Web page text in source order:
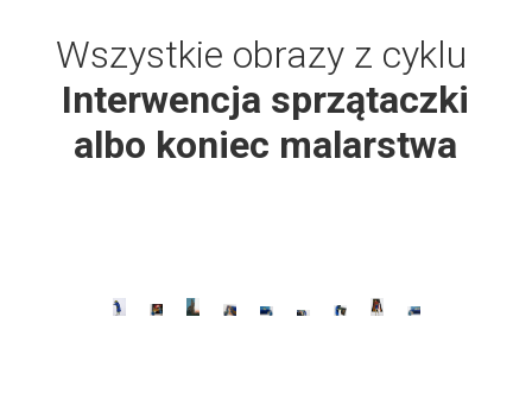
Wszystkie obrazy z cyklu
Interwencja sprzątaczki
albo koniec malarstwa